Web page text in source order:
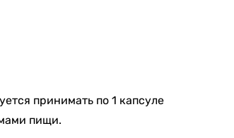
принимать по 1 капсуле
пищи.